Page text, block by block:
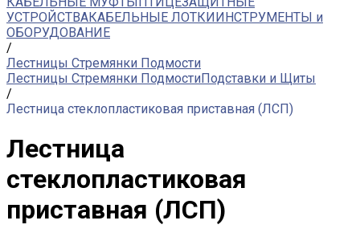
УСТРОЙСТВАКАБЕЛЬНЫЕ ЛОТКИИНСТРУМЕНТЫ и
ОБОРУДОВАНИЕ
/
Лестницы Стремянки Подмости
Лестницы Стремянки ПодмостиПодставки и Щиты
/
Лестница стеклопластиковая приставная (ЛСП)
Лестница
стеклопластиковая
приставная (ЛСП)